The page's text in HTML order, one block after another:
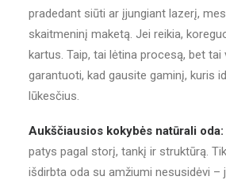
pradedant siūti ar įjungiant lazerį,
skaitmeninį maketą. Jei reikia,
kartus. Taip, tai lėtina procesą, bet tai
garantuoti, kad gausite gaminį, kuris
lūkesčius.
Aukščiausios kokybės natūrali oda:
patys pagal storį, tankį ir struktūrą.
išdirbta oda su amžiumi nesusidėvi –